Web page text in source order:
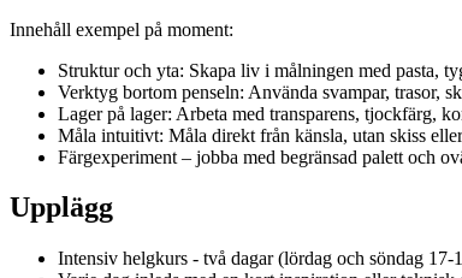
Innehåll exempel på moment:
Struktur och yta: Skapa liv i målningen med pasta,
Verktyg bortom penseln: Använda svampar, trasor,
Lager på lager: Arbeta med transparens, tjockfärg,
Måla intuitivt: Måla direkt från känsla, utan skiss
Färgexperiment – jobba med begränsad palett och
Upplägg
Intensiv helgkurs - två dagar (lördag och söndag 17-